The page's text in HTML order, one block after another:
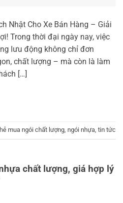
Nhật Cho Xe Bán Hàng – Giải
Trong thời đại ngày nay, việc
lưu động không chỉ đơn
chất lượng – mà còn là làm
[…]
mua ngói chất lượng, ngói nhựa, tin tức
chất lượng, giá hợp lý